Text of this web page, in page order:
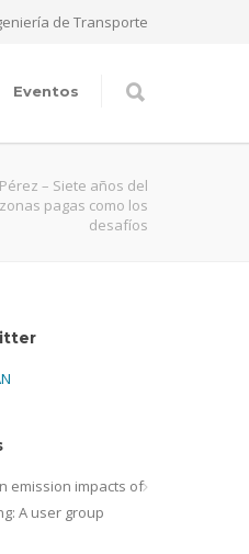
de Transporte
Eventos
– Siete años del
pagas como los
desafíos
emission impacts of
A user group